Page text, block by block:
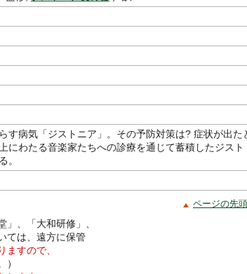
す病気「ジストニア」。その予防対策は? 症状が出た
にわたる音楽家たちへの診療を通じて蓄積したジスト
。
ページの先
、「大和研修」、
ては、遠方に保管
すので、
）